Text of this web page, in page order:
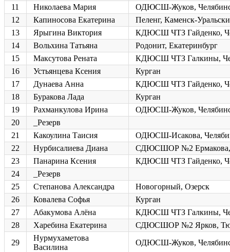
11 Николаева Мария
ОДЮСШ-Жуков,
12
Капиносова Екатерина
Пеленг, Каменск-
13
Ярыгина Виктория
КДЮСШ ЧТЗ Гайденко,
14
Вольхина Татьяна
Родонит, Екатеринбург
15
Максутова Рената
КДЮСШ ЧТЗ Галкины,
16
Устьянцева Ксения
Курган
17
Дунаева Анна
КДЮСШ ЧТЗ Гайденко,
18
Буракова Лада
Курган
19
Рахманкулова Ирина
ОДЮСШ-Жуков,
20
_Резерв
21
Какоулина Таисия
ОДЮСШ-Исакова,
22
Нурбисалиева Диана
СДЮСШОР №2 Ермакова,
23
Панарина Ксения
КДЮСШ ЧТЗ Гайденко,
24
_Резерв
25
Степанова Александра
Новогорный, Озерск
26
Ковалева Софья
Курган
27
Абакумова Алёна
КДЮСШ ЧТЗ Галкины,
28
Харебина Екатерина
СДЮСШОР №2 Ярков,
29
Нурмухаметова
Василина
ОДЮСШ-Жуков,